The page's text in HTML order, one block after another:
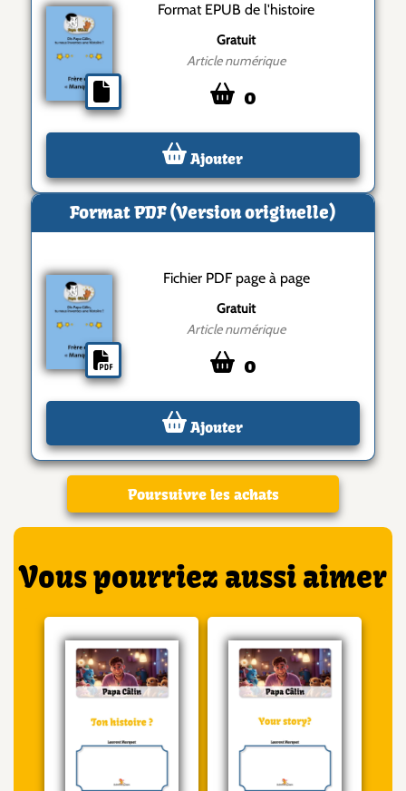
Format EPUB de l'histoire
Gratuit
Article numérique
0
Ajouter
Format PDF (Version originelle)
Fichier PDF page à page
Gratuit
Article numérique
0
Ajouter
Poursuivre les achats
Vous pourriez aussi aimer